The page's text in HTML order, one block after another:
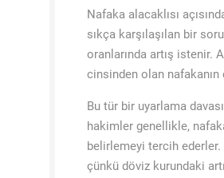
Nafaka alacaklısı
sıkça karşılaşılan bir
oranlarında artış istenir.
cinsinden olan
Bu tür bir uyarlama
hakimler genellikle,
belirlemeyi tercih ederler.
çünkü döviz kurundaki